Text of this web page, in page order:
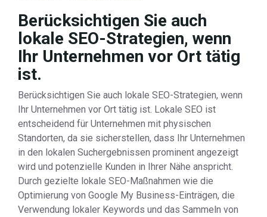
Berücksichtigen Sie auch
lokale SEO-Strategien, wenn
Ihr Unternehmen vor Ort tätig
ist.
Berücksichtigen Sie auch lokale SEO-Strategien, wenn
Ihr Unternehmen vor Ort tätig ist. Lokale SEO ist
entscheidend für Unternehmen mit physischen
Standorten, da sie sicherstellen, dass Ihr Unternehmen
in den lokalen Suchergebnissen prominent angezeigt
wird und potenzielle Kunden in Ihrer Nähe anspricht.
Durch gezielte lokale SEO-Maßnahmen wie die
Optimierung von Google My Business-Einträgen, die
Verwendung lokaler Keywords und das Sammeln von